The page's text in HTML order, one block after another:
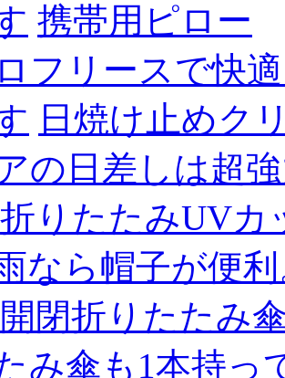
携帯用ピロー
フリースで快
日焼け止めク
の日差しは超
折りたたみUVカ
なら帽子が便
閉折りたたみ
み傘も1本持っ